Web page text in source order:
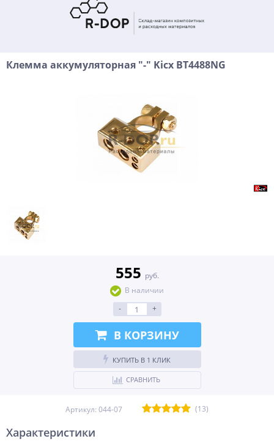
Клемма аккумуляторная "-" Kicx BT4488NG
555 руб.
В наличии
-
+
В КОРЗИНУ
КУПИТЬ В 1 КЛИК
СРАВНИТЬ
Артикул: 044-07 (13)
Характеристики